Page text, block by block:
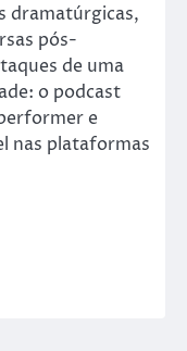
dramatúrgicas,
pós-
de uma
o podcast
e
nas plataformas